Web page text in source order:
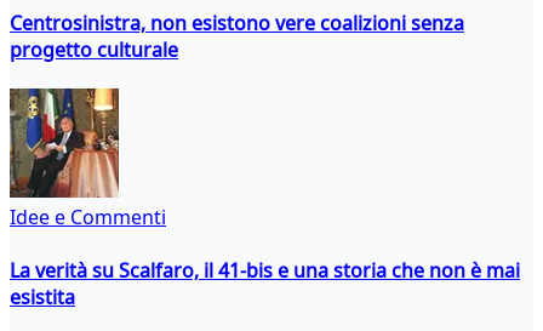
Centrosinistra, non esistono vere coalizioni senza
progetto culturale
Idee e Commenti
La verità su Scalfaro, il 41-bis e una storia che non è mai
esistita